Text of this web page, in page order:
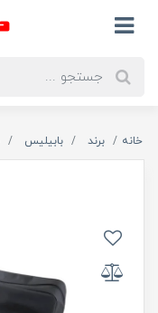
خانه برند بابیلیس